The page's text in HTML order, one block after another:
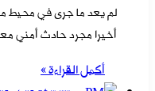
لم يعد ما جرى في محيط
أخيرا مجرد حادث أمني
أكمل القراءة »